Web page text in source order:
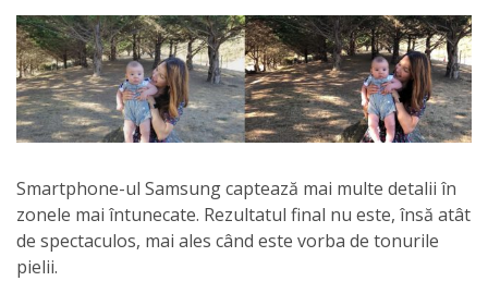
Smartphone-ul Samsung captează mai multe detalii în
zonele mai întunecate. Rezultatul final nu este, însă atât
de spectaculos, mai ales când este vorba de tonurile
pielii.